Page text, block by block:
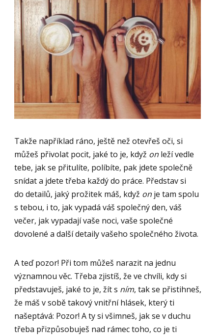
Takže například ráno, ještě než otevřeš oči, si
můžeš přivolat pocit, jaké to je, když on leží vedle
tebe, jak se přitulíte, políbíte, pak jdete společně
snídat a jdete třeba každý do práce. Představ si
do detailů, jaký prožitek máš, když on je tam spolu
s tebou, i to, jak vypadá váš společný den, váš
večer, jak vypadají vaše noci, vaše společné
dovolené a další detaily vašeho společného života.
A teď pozor! Při tom můžeš narazit na jednu
významnou věc. Třeba zjistíš, že ve chvíli, kdy si
představuješ, jaké to je, žít s ním, tak se přistihneš,
že máš v sobě takový vnitřní hlásek, který ti
našeptává: Pozor! A ty si všimneš, jak se v duchu
třeba přizpůsobuješ nad rámec toho, co je ti